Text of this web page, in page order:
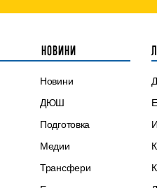
НОВИНИ
Новини
ДЮШ
Подготовка
Медии
Трансфери